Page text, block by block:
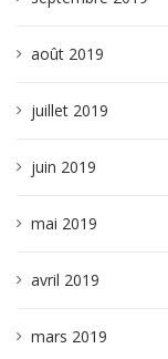
août 2019
juillet 2019
juin 2019
mai 2019
avril 2019
mars 2019